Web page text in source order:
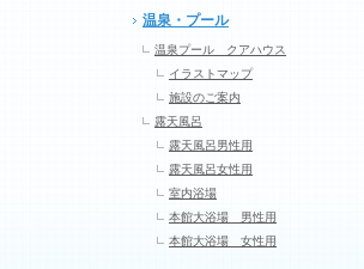
温泉・プール
温泉プール クアハウス
イラストマップ
施設のご案内
露天風呂
露天風呂男性用
露天風呂女性用
室内浴場
本館大浴場 男性用
本館大浴場 女性用